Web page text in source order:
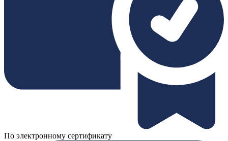
По электронному сертификату